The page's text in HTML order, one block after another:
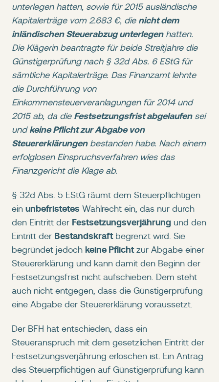
unterlegen hatten, sowie für 2015 ausländische
Kapitalerträge vom 2.683 €, die nicht dem
inländischen Steuerabzug unterlegenhatten.
Die Klägerin beantragte für beide Streitjahre die
Günstigerprüfung nach § 32d Abs. 6 EStG für
sämtliche Kapitalerträge. Das Finanzamt lehnte
die Durchführung von
Einkommensteuerveranlagungen für 2014 und
2015 ab, da die Festsetzungsfrist abgelaufensei
und keine Pflicht zur Abgabe von
Steuererklärungenbestanden habe. Nach einem
erfolglosen Einspruchsverfahren wies das
Finanzgericht die Klage ab.
§ 32d Abs. 5 EStG räumt dem Steuerpflichtigen
ein unbefristetes Wahlrecht ein, das nur durch
den Eintritt der Festsetzungsverjährung und den
Eintritt der Bestandskraftbegrenzt wird. Sie
begründet jedoch keine Pflichtzur Abgabe einer
Steuererklärung und kann damit den Beginn der
Festsetzungsfrist nicht aufschieben. Dem steht
auch nicht entgegen, dass die Günstigerprüfung
eine Abgabe der Steuererklärung voraussetzt.
Der BFH hat entschieden, dass ein
Steueranspruch mit dem gesetzlichen Eintritt der
Festsetzungsverjährung erloschen ist. Ein Antrag
des Steuerpflichtigen auf Günstigerprüfung kann